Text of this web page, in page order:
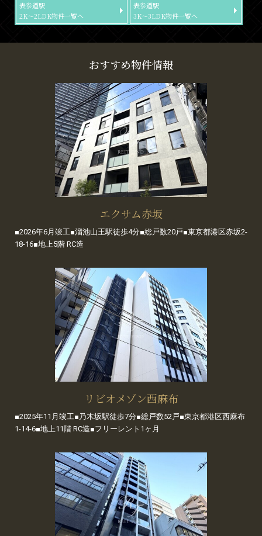
表参道駅
2K～2LDK物件一覧へ
表参道駅
3K～3LDK物件一覧へ
おすすめ物件情報
エクサム赤坂
■2026年6月竣工■溜池山王駅徒歩4分■総戸数20戸■東京都港区赤坂2-
18-16■地上5階 RC造
リビオメゾン西麻布
■2025年11月竣工■乃木坂駅徒歩7分■総戸数52戸■東京都港区西麻布
1-14-6■地上11階 RC造■フリーレント1ヶ月